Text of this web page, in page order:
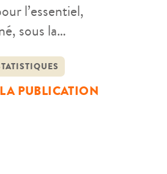
l’essentiel,
sous la
PUBLICATION